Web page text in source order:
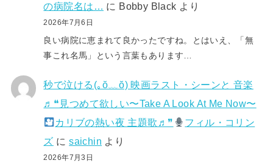
の病院名は… に Bobby Black より
2026年7月6日
良い病院に恵まれて良かったですね。とはいえ、「無
事これ名馬」という言葉もあります…
秒で泣ける(⁠｡⁠ŏ⁠﹏⁠ŏ⁠) 映画ラスト・シーンと 音楽
♬❝見つめて欲しい〜Take A Look At Me Now〜
カリブの熱い夜 主題歌♬❞
フィル・コリン
ズ にsaichin より
2026年7月3日